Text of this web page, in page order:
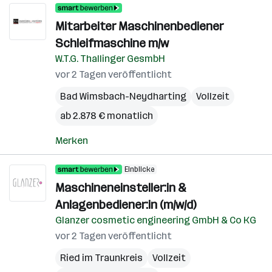
Mitarbeiter Maschinenbediener
Schleifmaschine m/w
W.T.G. Thallinger GesmbH
vor 2 Tagen veröffentlicht
Bad Wimsbach-Neydharting
Vollzeit
ab 2.878 € monatlich
Merken
Einblicke
Maschineneinsteller:in &
Anlagenbediener:in (m/w/d)
Glanzer cosmetic engineering GmbH & Co KG
vor 2 Tagen veröffentlicht
Ried im Traunkreis
Vollzeit